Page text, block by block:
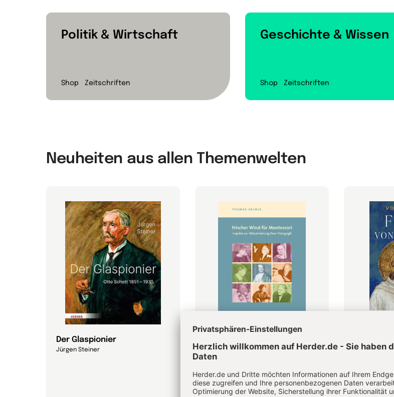
Politik & Wirtschaft
Shop Zeitschriften
Geschichte & Wissen
Shop Zeitschriften
Neuheiten aus allen Themenwelten
Der Glaspionier
Jürgen Steiner
Montessori. Impulse zur
Aktualisierung ihrer
Pädagogik
Thomas Helmle
Volker Leppin